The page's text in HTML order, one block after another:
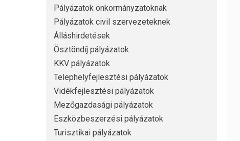
Pályázatok önkormányzatoknak
Pályázatok civil szervezeteknek
Álláshirdetések
Ösztöndíj pályázatok
KKV pályázatok
Telephelyfejlesztési pályázatok
Vidékfejlesztési pályázatok
Mezőgazdasági pályázatok
Eszközbeszerzési pályázatok
Turisztikai pályázatok